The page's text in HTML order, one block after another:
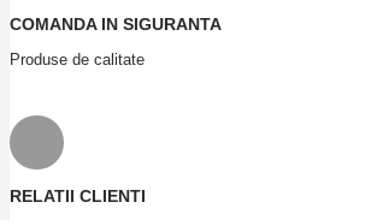
COMANDA IN SIGURANTA
Produse de calitate
RELATII CLIENTI